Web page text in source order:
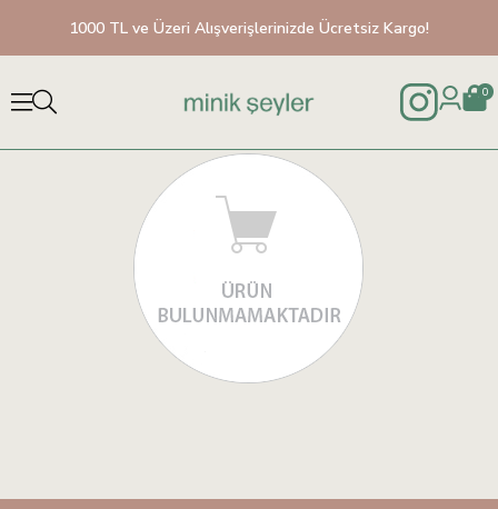
1000 TL ve Üzeri Alışverişlerinizde Ücretsiz Kargo!
0